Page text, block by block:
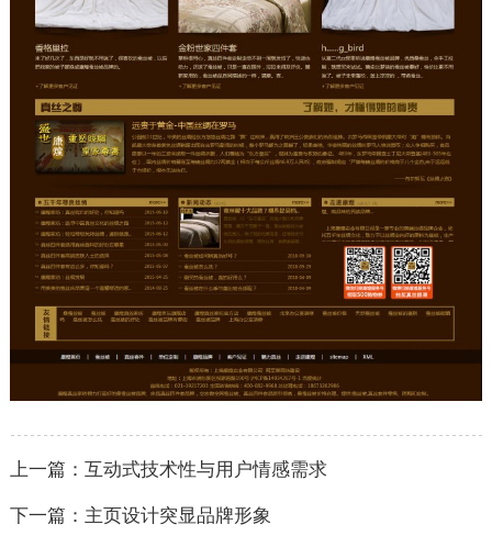
上一篇：互动式技术性与用户情感需求
下一篇：主页设计突显品牌形象